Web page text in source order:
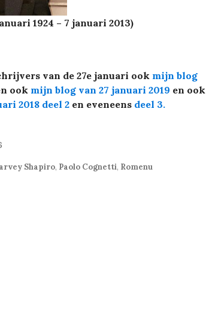
1924 – 7 januari 2013)
van de 27e januari ook mijn blog
ook mijn blog van 27 januari 2019 en ook
2018 deel 2 en eveneens deel 3.
Shapiro, Paolo Cognetti, Romenu